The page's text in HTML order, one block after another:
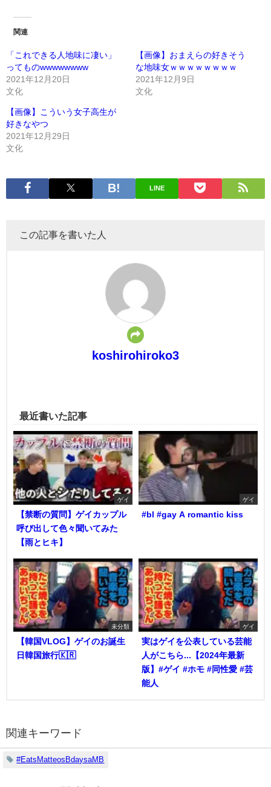
関連
「これできる人地味に凄い」
ってものwwwwwwww
2021年12月20日
文化
【画像】おまえらの好きそう
な地味女ｗｗｗｗｗｗｗｗ
2021年12月9日
文化
【画像】こういう女子高生が
好きなやつ
2021年12月29日
文化
LINE
この記事を書いた人
koshirohiroko3
最近書いた記事
ゲイ
【禁断の質問】ゲイカップル
呼び出して色々聞いてみた
【雨とヒキ】
ゲイ
#bl #gay A romantic kiss
未分類
【韓国VLOG】ゲイのお誕生
日韓国旅行🇰🇷
ゲイ
実はゲイを公表している芸能
人がこちら...【2024年最新
版】#ゲイ #ホモ #同性愛 #芸
能人
関連キーワード
#EatsMatteosBdaysaMB